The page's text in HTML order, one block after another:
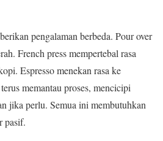
pengalaman berbeda. Pour over
French press mempertebal rasa
Espresso menekan rasa ke
memantau proses, mencicipi
jika perlu. Semua ini membutuhkan
pasif.